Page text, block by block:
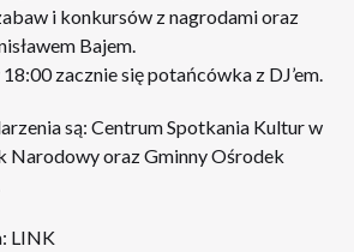
i konkursów z nagrodami oraz
Bajem.
zacznie się potańcówka z DJ’em.
są: Centrum Spotkania Kultur w
Narodowy oraz Gminny Ośrodek
LINK